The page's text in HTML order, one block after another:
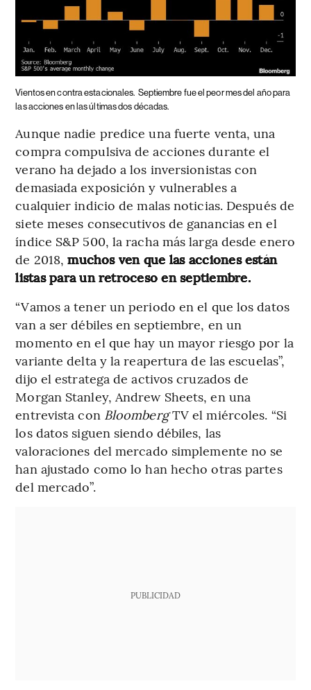
Vientos en contra estacionales. Septiembre fue el peor mes del año para
las acciones en las últimas dos décadas.
Aunque nadie predice una fuerte venta, una
compra compulsiva de acciones durante el
verano ha dejado a los inversionistas con
demasiada exposición y vulnerables a
cualquier indicio de malas noticias. Después de
siete meses consecutivos de ganancias en el
índice S&P 500, la racha más larga desde enero
de 2018,muchos ven que las acciones están
listas para un retroceso en septiembre.
“Vamos a tener un periodo en el que los datos
van a ser débiles en septiembre, en un
momento en el que hay un mayor riesgo por la
variante delta y la reapertura de las escuelas”,
dijo el estratega de activos cruzados de
Morgan Stanley, Andrew Sheets, en una
entrevista con BloombergTV el miércoles. “Si
los datos siguen siendo débiles, las
valoraciones del mercado simplemente no se
han ajustado como lo han hecho otras partes
del mercado”.
PUBLICIDAD